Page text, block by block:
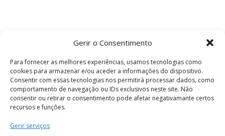
Gerir o Consentimento
Para fornecer as melhores experiências, usamos tecnologias como
cookies para armazenar e/ou aceder a informações do dispositivo.
Consentir com essas tecnologias nos permitirá processar dados, como
comportamento de navegação ou IDs exclusivos neste site. Não
consentir ou retirar o consentimento pode afetar negativamante certos
recursos e funções.
Gerir serviços
Termos e Condições